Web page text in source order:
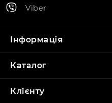
Viber
Інформація
Каталог
Клієнту